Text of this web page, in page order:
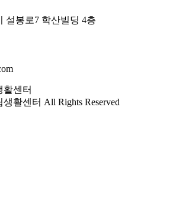
설봉로7 학산빌딩 4층
활센터
활센터 All Rights Reserved